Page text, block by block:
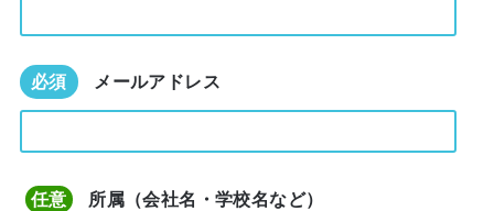
必須 メールアドレス
任意 所属（会社名・学校名など）